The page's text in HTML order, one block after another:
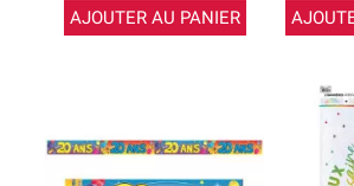
AJOUTER AU PANIER